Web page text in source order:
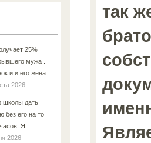
25%
мужа .
и и его жена...
2026
школы дать
без его на то
Я...
2026
так